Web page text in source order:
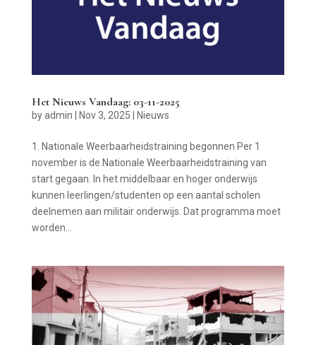
Het Nieuws Vandaag: 03-11-2025
byadmin Nov 3, 2025 Nieuws
1. Nationale Weerbaarheidstraining begonnen Per 1
november is de Nationale Weerbaarheidstraining van
start gegaan. In het middelbaar en hoger onderwijs
kunnen leerlingen/studenten op een aantal scholen
deelnemen aan militair onderwijs. Dat programma moet
worden...